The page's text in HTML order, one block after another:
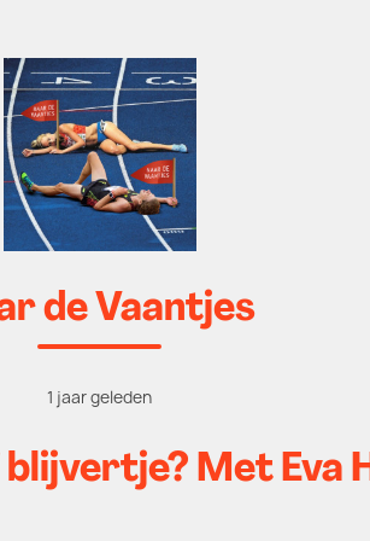
de Vaantjes
1 jaar geleden
Met Eva